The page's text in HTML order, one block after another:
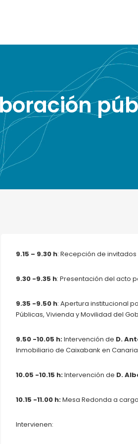
9.15 – 9.30 h: Recepción de invitados
9.30 -9.35 h: Presentación del acto
9.35 -9.50 h: Apertura institucional
Públicas, Vivienda y Movilidad del
9.50 -10.05 h:Intervención de D.
Inmobiliario de Caixabank en
10.05 -10.15 h:Intervención de D.
10.15 -11.00 h:Mesa Redonda a
Intervienen: